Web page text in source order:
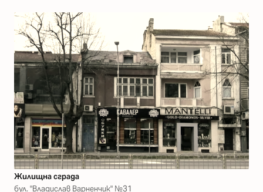
Жилищна сграда
бул. "Владислав Варненчик" №31